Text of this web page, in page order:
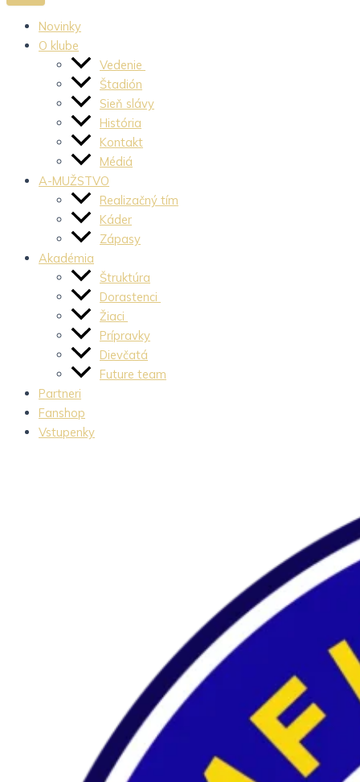
Novinky
O klube
Vedenie
Štadión
Sieň slávy
História
Kontakt
Médiá
A-MUŽSTVO
Realizačný tím
Káder
Zápasy
Akadémia
Štruktúra
Dorastenci
Žiaci
Prípravky
Dievčatá
Future team
Partneri
Fanshop
Vstupenky